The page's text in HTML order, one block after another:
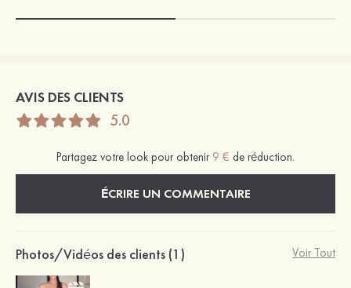
AVIS DES CLIENTS
5.0
Partagez votre look pour obtenir 9 € de réduction.
ÉCRIRE UN COMMENTAIRE
Photos/Vidéos des clients (1) Voir Tout